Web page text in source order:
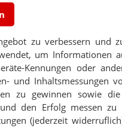
zu verbessern und
um Informationen
Kennungen oder
und Inhaltsmessungen
zu gewinnen sowie
den Erfolg messen zu
(jederzeit
Arzneimittel zur
werden von den
Verordnungsfähig
Mehr»